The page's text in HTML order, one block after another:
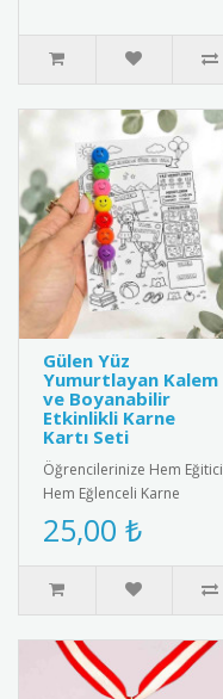
Gülen Yüz
Yumurtlayan Kalem
ve Boyanabilir
Etkinlikli Karne
Kartı Seti
Öğrencilerinize Hem Eğitici
Hem Eğlenceli Karne
Hediyesi: Gülen Yüz
Yumurtlayan Kalem ve
İnteraktif ..
25,00 ₺